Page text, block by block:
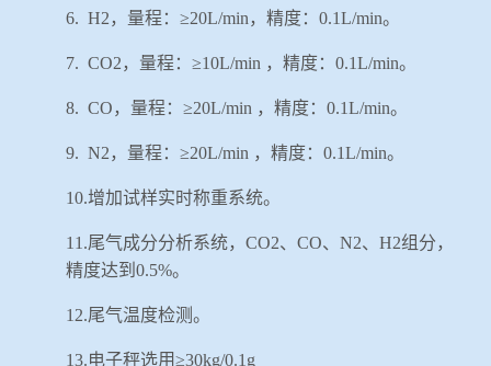
6. H2 ，量程：≥20L/min ，精度： 0.1L/min。
7. CO2 ，量程：≥10L/min ，精度： 0.1L/min。
8. CO ，量程：≥20L/min ，精度： 0.1L/min。
9. N2 ，量程：≥20L/min ，精度： 0.1L/min。
10.增加试样实时称重系统。
11.尾气成分分析系统， CO2、 CO、 N2、 H2组分，
精度达到 0.5%。
12.尾气温度检测。
13.电子秤选用≥30kg/0.1g